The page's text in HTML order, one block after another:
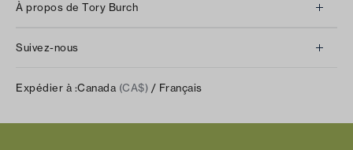
Retours et échanges
Expédition et livraison
À propos de Tory Burch
Carrières
Suivez-nous
Facebook
Expédier à :Canada (CA$) / Français